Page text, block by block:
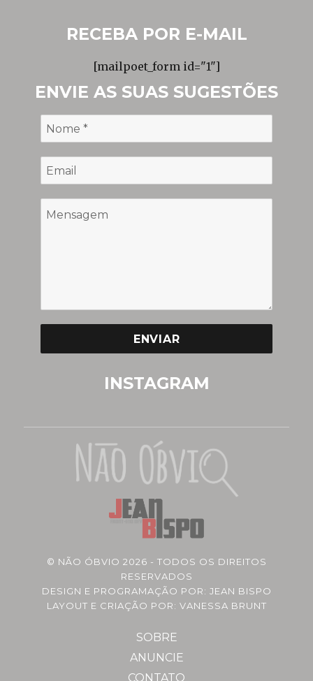
RECEBA POR E-MAIL
[mailpoet_form id="1"]
ENVIE AS SUAS SUGESTÕES
ENVIAR
INSTAGRAM
© NÃO ÓBVIO 2026 - TODOS OS DIREITOS
RESERVADOS
DESIGN E PROGRAMAÇÃO POR: JEAN BISPO
LAYOUT E CRIAÇÃO POR: VANESSA BRUNT
SOBRE
ANUNCIE
CONTATO